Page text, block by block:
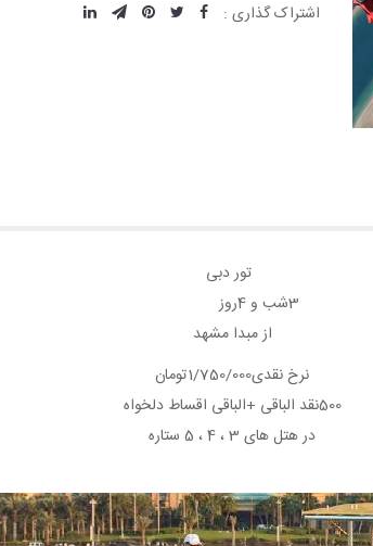
اشتراک گذاری :
تور دبی
3شب و 4روز
از مبدا مشهد
نرخ نقدی1/750/000تومان
500نقد الباقی +الباقی اقساط دلخواه
در هتل های 3 ، 4 ، 5 ستاره